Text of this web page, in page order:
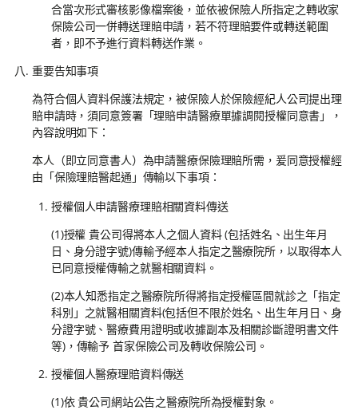
合當次形式審核影像檔案後，並依被保險人所指定之轉收家
保險公司一併轉送理賠申請，若不符理賠要件或轉送範圍
者，即不予進行資料轉送作業。
重要告知事項
為符合個人資料保護法規定，被保險人於保險經紀人公司提出理
賠申請時，須同意簽署「理賠申請醫療單據調閱授權同意書」，
內容說明如下：
本人（即立同意書人）為申請醫療保險理賠所需，爰同意授權經
由「保險理賠醫起通」傳輸以下事項：
授權個人申請醫療理賠相關資料傳送
(1)授權 貴公司得將本人之個人資料 (包括姓名、出生年月
日、身分證字號)傳輸予經本人指定之醫療院所，以取得本人
已同意授權傳輸之就醫相關資料。
(2)本人知悉指定之醫療院所得將指定授權區間就診之「指定
科別」之就醫相關資料(包括但不限於姓名、出生年月日、身
分證字號、醫療費用證明或收據副本及相關診斷證明書文件
等)，傳輸予 首家保險公司及轉收保險公司。
授權個人醫療理賠資料傳送
(1)依 貴公司網站公告之醫療院所為授權對象。